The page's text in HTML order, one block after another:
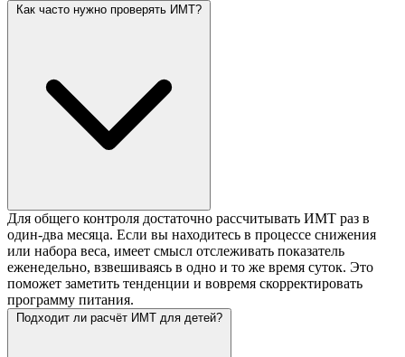
Как часто нужно проверять ИМТ?
Для общего контроля достаточно рассчитывать ИМТ раз в
один-два месяца. Если вы находитесь в процессе снижения
или набора веса, имеет смысл отслеживать показатель
еженедельно, взвешиваясь в одно и то же время суток. Это
поможет заметить тенденции и вовремя скорректировать
программу питания.
Подходит ли расчёт ИМТ для детей?